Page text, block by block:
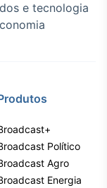
e tecnologia
Político
Agro
Energia